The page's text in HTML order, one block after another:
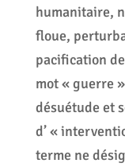
humanitaire,
floue,
pacification
mot « guerre
désuétude et
d’ «
terme ne